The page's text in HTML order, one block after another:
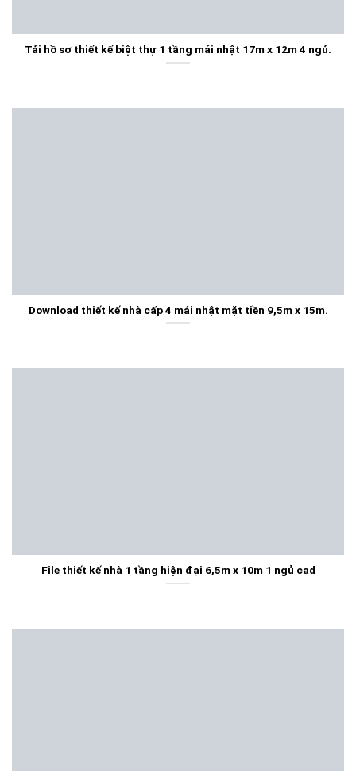
Tải hồ sơ thiết kế biệt thự 1 tầng mái nhật 17m x 12m 4 ngủ.
Download thiết kế nhà cấp 4 mái nhật mặt tiền 9,5m x 15m.
File thiết kế nhà 1 tầng hiện đại 6,5m x 10m 1 ngủ cad